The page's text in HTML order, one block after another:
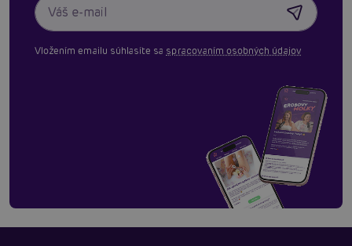
Vložením emailu súhlasíte sa spracovaním osobných údajov